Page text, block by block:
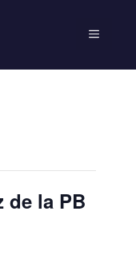
de la PB